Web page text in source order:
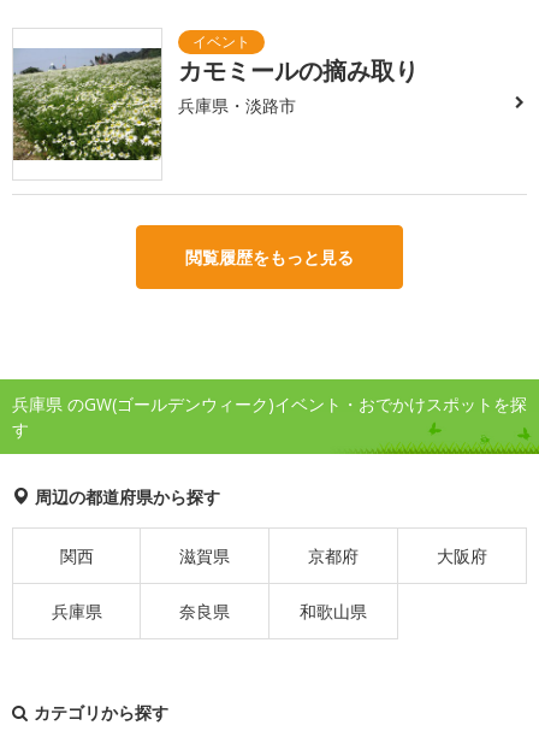
カモミールの摘み取り
兵庫県・淡路市
閲覧履歴をもっと見る
兵庫県 のGW(ゴールデンウィーク)イベント・おでかけスポットを探
す
周辺の都道府県から探す
関西 滋賀県 京都府 大阪府
兵庫県 奈良県 和歌山県
カテゴリから探す